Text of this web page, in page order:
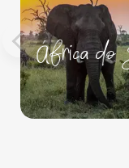
África do